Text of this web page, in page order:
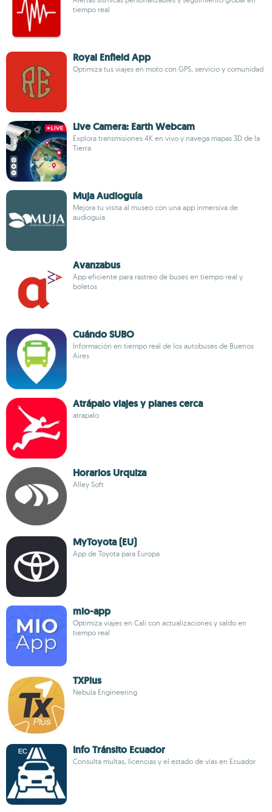
tiempo real
Royal Enfield App
Optimiza tus viajes en moto con GPS, servicio y comunidad
Live Camera: Earth Webcam
Explora transmisiones 4K en vivo y navega mapas 3D de la
Tierra
Muja Audioguía
Mejora tu visita al museo con una app inmersiva de
audioguía
Avanzabus
App eficiente para rastreo de buses en tiempo real y
boletos
Cuándo SUBO
Información en tiempo real de los autobuses de Buenos
Aires
Atrápalo viajes y planes cerca
atrapalo
Horarios Urquiza
Alley Soft
MyToyota (EU)
App de Toyota para Europa
mio-app
Optimiza viajes en Cali con actualizaciones y saldo en
tiempo real
TXPlus
Nebula Engineering
Info Tránsito Ecuador
Consulta multas, licencias y el estado de vías en Ecuador